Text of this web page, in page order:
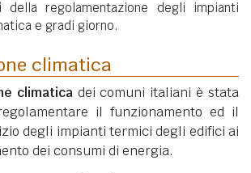
della regolamentazione degli impianti
e gradi giorno.
climatica
climaticadei comuni italiani è stata
il funzionamento ed il
degli impianti termici degli edifici ai
dei consumi di energia.